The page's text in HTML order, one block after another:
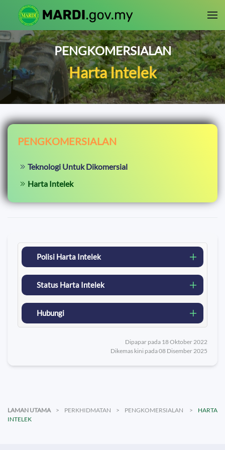
Skip to main content
PENGKOMERSIALAN
Harta Intelek
PENGKOMERSIALAN
Teknologi Untuk Dikomersial
Harta Intelek
Polisi Harta Intelek
Status Harta Intelek
Hubungi
Dipapar pada 18 Oktober 2022
Dikemas kini pada 08 Disember 2025
LAMAN UTAMA PERKHIDMATAN PENGKOMERSIALAN
HARTA
INTELEK